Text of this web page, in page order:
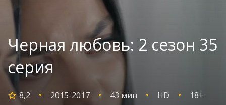
Черная любовь: 2 сезон 35
серия
8,2 2015-2017 43 мин HD 18+